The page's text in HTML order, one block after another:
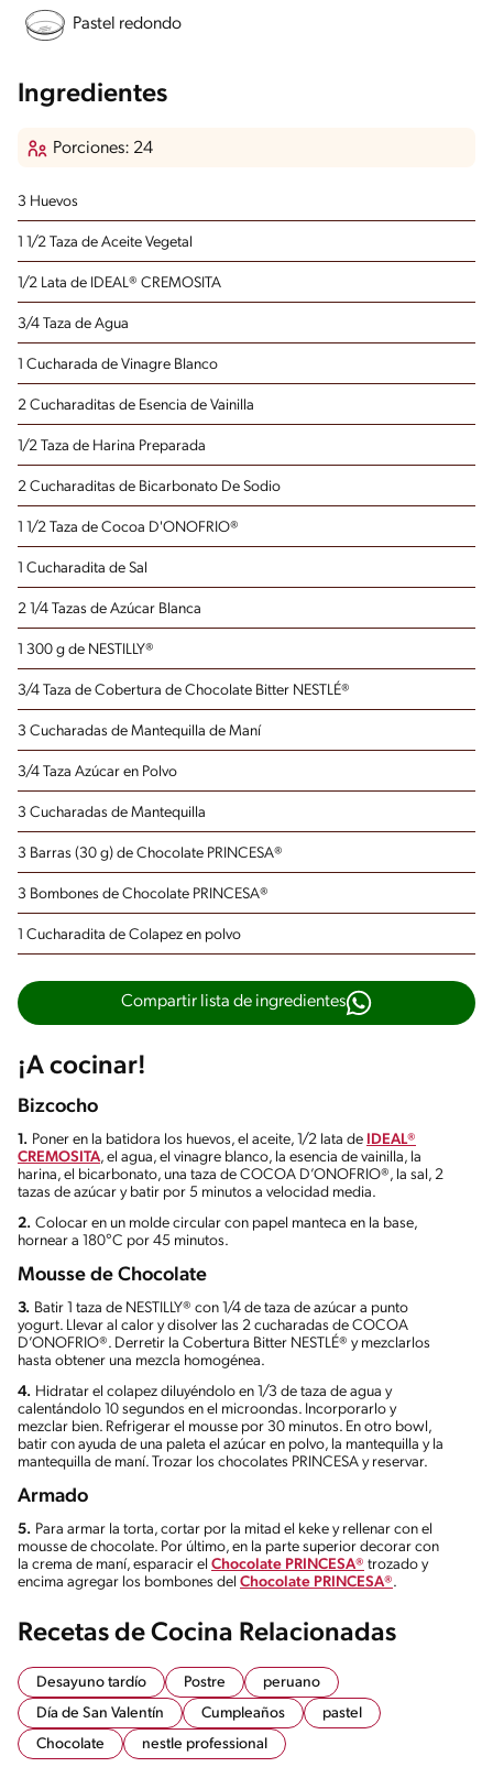
Pastel redondo
Ingredientes
Porciones: 24
3 Huevos
1 1/2 Taza de Aceite Vegetal
1/2 Lata de IDEAL® CREMOSITA
3/4 Taza de Agua
1 Cucharada de Vinagre Blanco
2 Cucharaditas de Esencia de Vainilla
1/2 Taza de Harina Preparada
2 Cucharaditas de Bicarbonato De Sodio
1 1/2 Taza de Cocoa D'ONOFRIO®
1 Cucharadita de Sal
2 1/4 Tazas de Azúcar Blanca
1 300 g de NESTILLY®
3/4 Taza de Cobertura de Chocolate Bitter NESTLÉ®
3 Cucharadas de Mantequilla de Maní
3/4 Taza Azúcar en Polvo
3 Cucharadas de Mantequilla
3 Barras (30 g) de Chocolate PRINCESA®
3 Bombones de Chocolate PRINCESA®
1 Cucharadita de Colapez en polvo
Compartir lista de ingredientes
¡A cocinar!
Bizcocho
1. Poner en la batidora los huevos, el aceite, 1/2 lata de IDEAL®
CREMOSITA, el agua, el vinagre blanco, la esencia de vainilla, la
harina, el bicarbonato, una taza de COCOA D’ONOFRIO®, la sal, 2
tazas de azúcar y batir por 5 minutos a velocidad media.
2. Colocar en un molde circular con papel manteca en la base,
hornear a 180°C por 45 minutos.
Mousse de Chocolate
3. Batir 1 taza de NESTILLY® con 1/4 de taza de azúcar a punto
yogurt. Llevar al calor y disolver las 2 cucharadas de COCOA
D’ONOFRIO®. Derretir la Cobertura Bitter NESTLÉ® y mezclarlos
hasta obtener una mezcla homogénea.
4. Hidratar el colapez diluyéndolo en 1/3 de taza de agua y
calentándolo 10 segundos en el microondas. Incorporarlo y
mezclar bien. Refrigerar el mousse por 30 minutos. En otro bowl,
batir con ayuda de una paleta el azúcar en polvo, la mantequilla y la
mantequilla de maní. Trozar los chocolates PRINCESA y reservar.
Armado
5. Para armar la torta, cortar por la mitad el keke y rellenar con el
mousse de chocolate. Por último, en la parte superior decorar con
la crema de maní, esparacir el Chocolate PRINCESA® trozado y
encima agregar los bombones del Chocolate PRINCESA®.
Recetas de Cocina Relacionadas
Desayuno tardío Postre
peruano
Día de San Valentín
Cumpleaños
pastel
Chocolate
nestle professional